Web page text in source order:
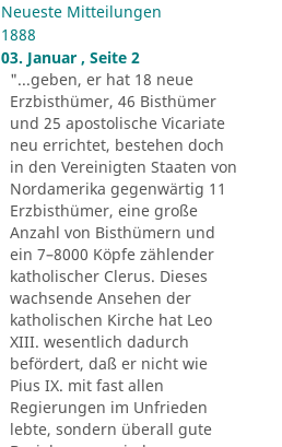
Neueste Mitteilungen
1888
03. Januar , Seite 2
"...geben, er hat 18 neue
Erzbisthümer, 46 Bisthümer
und 25 apostolische Vicariate
neu errichtet, bestehen doch
in den Vereinigten Staaten von
Nordamerika gegenwärtig 11
Erzbisthümer, eine große
Anzahl von Bisthümern und
ein 7–8000 Köpfe zählender
katholischer Clerus. Dieses
wachsende Ansehen der
katholischen Kirche hat Leo
XIII. wesentlich dadurch
befördert, daß er nicht wie
Pius IX. mit fast allen
Regierungen im Unfrieden
lebte, sondern überall gute